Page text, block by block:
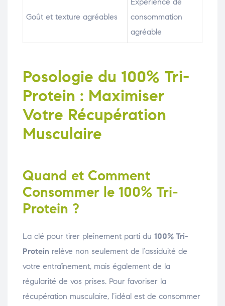
Goût et texture agréables
consommation
agréable
Posologie du 100% Tri-
Protein : Maximiser
Votre Récupération
Musculaire
Quand et Comment
Consommer le 100% Tri-
Protein ?
La clé pour tirer pleinement parti du 100% Tri-
Protein relève non seulement de l’assiduité de
votre entraînement, mais également de la
régularité de vos prises. Pour favoriser la
récupération musculaire, l’idéal est de consommer